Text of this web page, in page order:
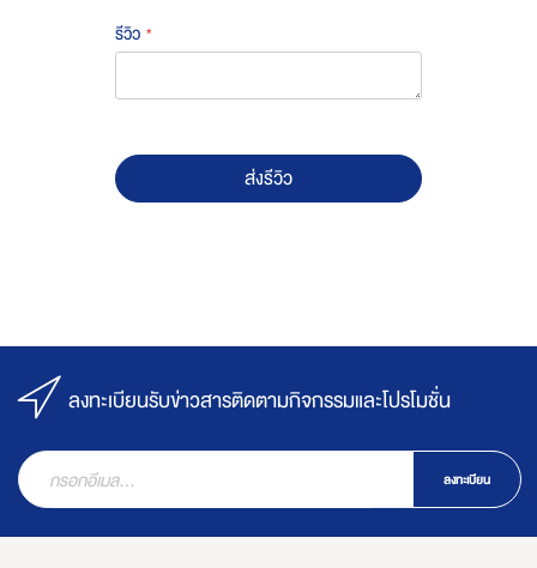
รีวิว
ส่งรีวิว
ลงทะเบียนรับข่าวสารติดตามกิจกรรมและโปรโมชั่น
ลงทะเบียน